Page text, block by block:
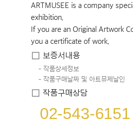
ARTMUSEE is a company
exhibition.
If you are an Original Artwork
you a certificate of work.
보증서내용
작품상세정보
작품구매날짜 및 아트뮤제날인
작품구매상담
02-543-6151